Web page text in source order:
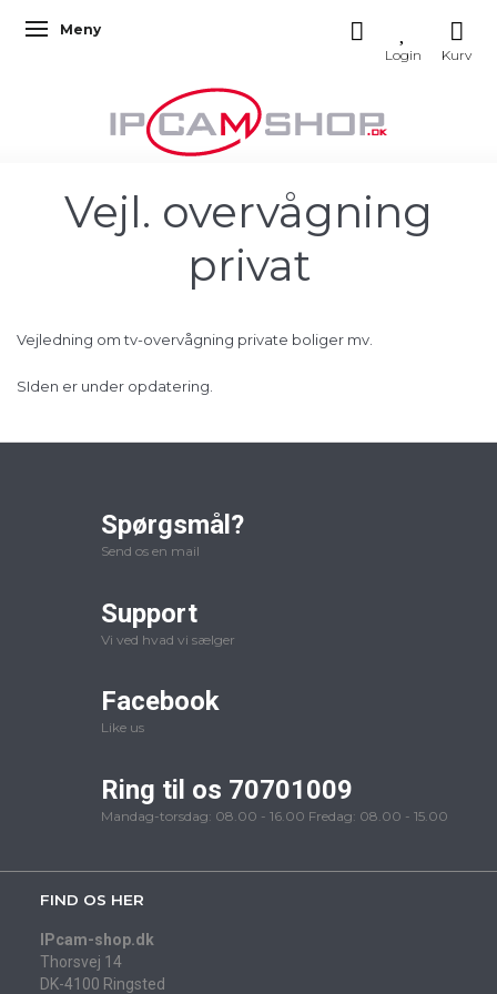
Veksle navigasjon
Meny
Vejl. overvågning
privat
Vejledning om tv-overvågning private boliger mv.
SIden er under opdatering.
Spørgsmål?
Send os en mail
Support
Vi ved hvad vi sælger
Facebook
Like us
Ring til os 70701009
Mandag-torsdag: 08.00 - 16.00 Fredag: 08.00 - 15.00
FIND OS HER
IPcam-shop.dk
Thorsvej 14
DK-4100 Ringsted